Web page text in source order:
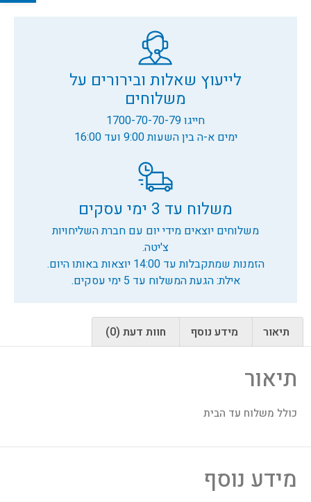
לייעוץ שאלות ובירורים על
משלוחים
חייגו 1700-70-70-79
ימים א-ה בין השעות 9:00 ועד 16:00
משלוח עד 3 ימי עסקים
משלוחים יוצאים מידי יום עם חברת השליחויות
צ'יטה.
הזמנות שמתקבלות עד 14:00 יוצאות באותו היום.
אילת: הגעת המשלוח עד 5 ימי עסקים.
תיאור מידע נוסף חוות דעת (0)
תיאור
כולל משלוח עד הבית
מידע נוסף